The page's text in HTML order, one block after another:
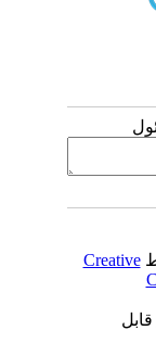
Creative